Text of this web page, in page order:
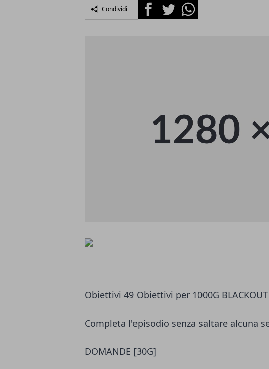
Condividi FacebookTwitterWhatsapp
Obiettivi 49 Obiettivi per 1000G
Completa l'episodio senza saltare alcuna
DOMANDE [30G]